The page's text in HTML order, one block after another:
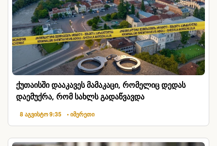
ქუთაისში დააკავეს მამაკაცი, რომელიც დედას
დაემუქრა, რომ სახლს გადაწვავდა
8 აგვისტო 9:35 • იმერეთი